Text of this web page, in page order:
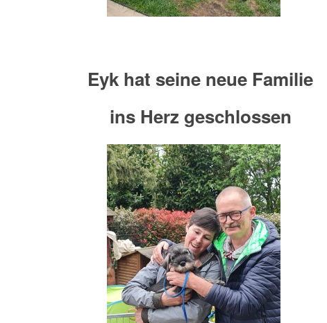
Eyk hat seine neue Familie
ins Herz geschlossen